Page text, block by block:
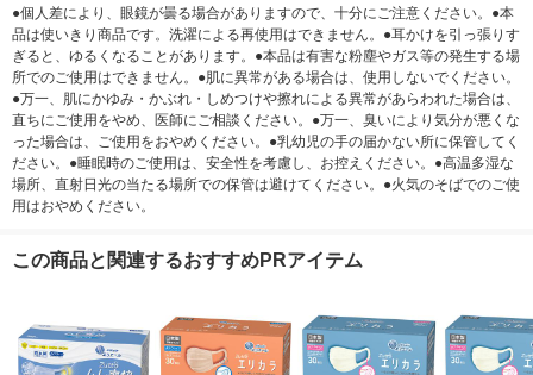
●個人差により、眼鏡が曇る場合がありますので、十分にご注意ください。●本
品は使いきり商品です。洗濯による再使用はできません。●耳かけを引っ張りす
ぎると、ゆるくなることがあります。●本品は有害な粉塵やガス等の発生する場
所でのご使用はできません。●肌に異常がある場合は、使用しないでください。
●万一、肌にかゆみ・かぶれ・しめつけや擦れによる異常があらわれた場合は、
直ちにご使用をやめ、医師にご相談ください。●万一、臭いにより気分が悪くな
った場合は、ご使用をおやめください。●乳幼児の手の届かない所に保管してく
ださい。●睡眠時のご使用は、安全性を考慮し、お控えください。●高温多湿な
場所、直射日光の当たる場所での保管は避けてください。●火気のそばでのご使
用はおやめください。
この商品と関連するおすすめPRアイテム